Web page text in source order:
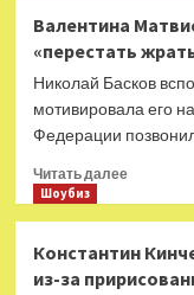
Долина
за
Валентина
«перестать
Николай Басков
мотивировала его
Федерации
Читать далееПрочитать
Шоубиз
Константин
из-за